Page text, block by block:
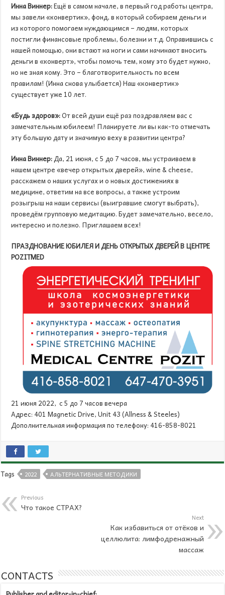
Инна Виннер:Ещё в самом начале, в первый год работы центра,
мы завели «конвертик», фонд, в который собираем деньги и
из которого помогаем нуждающимся – людям, которых
постигли финансовые проблемы, болезни и т.д. Оправившись с
нашей помощью, они встают на ноги и сами начинают вносить
деньги в «конверт», чтобы помочь тем, кому это будет нужно,
но не зная кому. Это – благотворительность по всем
правилам! (Инна снова улыбается) Наш «конвертик»
существует уже 10 лет.
«Будь здоров»:От всей души ещё раз поздравляем вас с
замечательным юбилеем! Планируете ли вы как-то отмечать
эту большую дату и значимую веху в развитии центра?
Инна Виннер:Да, 21 июня, с 5 до 7 часов, мы устраиваем в
нашем центре «вечер открытых дверей», wine & cheese,
расскажем о наших услугах и о новых достижениях в
медицине, ответим на все вопросы, а также устроим
розыгрыш на наши сервисы (выигравшие смогут выбрать),
проведём групповую медитацию. Будет замечательно, весело,
интересно и полезно. Приглашаем всех!
ПРАЗДНОВАНИЕ ЮБИЛЕЯ И ДЕНЬ ОТКРЫТЫХ ДВЕРЕЙ В ЦЕНТРЕ
POZITMED
21 июня 2022, с 5 до 7 часов вечера
Адрес: 401 Magnetic Drive, Unit 43 (Allness & Steeles)
Дополнительная информация по телефону: 416-858-8021
Tags 2022 АЛЬТЕРНАТИВНЫЕ МЕТОДИКИ
Previous
Что такое СТРАХ?
Next
Как избавиться от отёков и
целлюлита: лимфодренажный
массаж
CONTACTS